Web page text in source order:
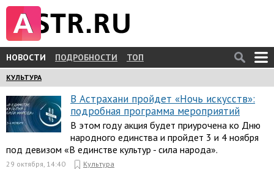
НОВОСТИ ПОДРОБНОСТИ ТОП
КУЛЬТУРА
В Астрахани пройдет «Ночь искусств»:
подробная программа мероприятий
В этом году акция будет приурочена ко Дню
народного единства и пройдет 3 и 4 ноября
под девизом «В единстве культур - сила народа».
29 октября, 14:40 Культура